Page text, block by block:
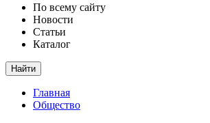
По всему сайту
Новости
Статьи
Каталог
Найти
Главная
Общество